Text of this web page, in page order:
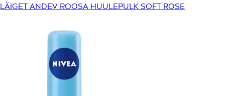
LÄIGET ANDEV ROOSA HUULEPULK SOFT ROSE